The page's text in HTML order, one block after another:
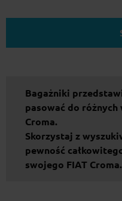
Bagażniki
pasować do
Croma.
Skorzystaj z
pewność
swojego FIAT Croma.